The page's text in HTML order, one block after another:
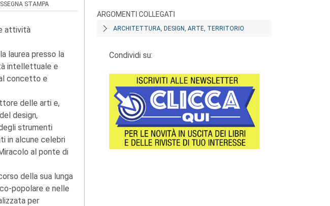
STAMPA
attività
laurea presso la
intellettuale e
concetto e
delle arti e,
design,
strumenti
in alcune celebri
al ponte di
della sua lunga
popolare e nelle
per
ARGOMENTI COLLEGATI
ARCHITETTURA, DESIGN, ARTE, TERRITORIO
Condividi su: